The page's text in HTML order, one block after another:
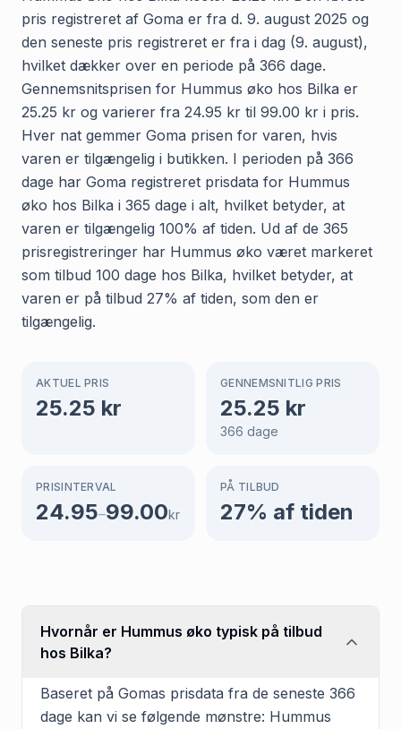
pris registreret af Goma er fra d. 9. august 2025 og
den seneste pris registreret er fra i dag (9. august),
hvilket dækker over en periode på 366 dage.
Gennemsnitsprisen for Hummus øko hos Bilka er
25.25 kr og varierer fra 24.95 kr til 99.00 kr i pris.
Hver nat gemmer Goma prisen for varen, hvis
varen er tilgængelig i butikken. I perioden på 366
dage har Goma registreret prisdata for Hummus
øko hos Bilka i 365 dage i alt, hvilket betyder, at
varen er tilgængelig 100% af tiden. Ud af de 365
prisregistreringer har Hummus øko været markeret
som tilbud 100 dage hos Bilka, hvilket betyder, at
varen er på tilbud 27% af tiden, som den er
tilgængelig.
AKTUEL PRIS
25.25 kr
GENNEMSNITLIG PRIS
25.25 kr
366 dage
PRISINTERVAL
24.95–99.00kr
PÅ TILBUD
27% af tiden
Hvornår er Hummus øko typisk på tilbud
hos Bilka?
Baseret på Gomas prisdata fra de seneste 366
dage kan vi se følgende mønstre: Hummus